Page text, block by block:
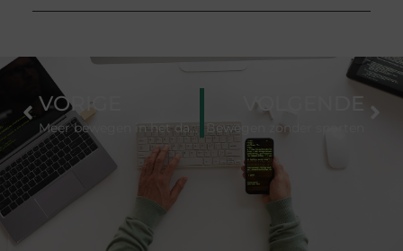
VORIGE
Meer bewegen in het dagelijks leven
VOLGENDE
Bewegen zonder sporten